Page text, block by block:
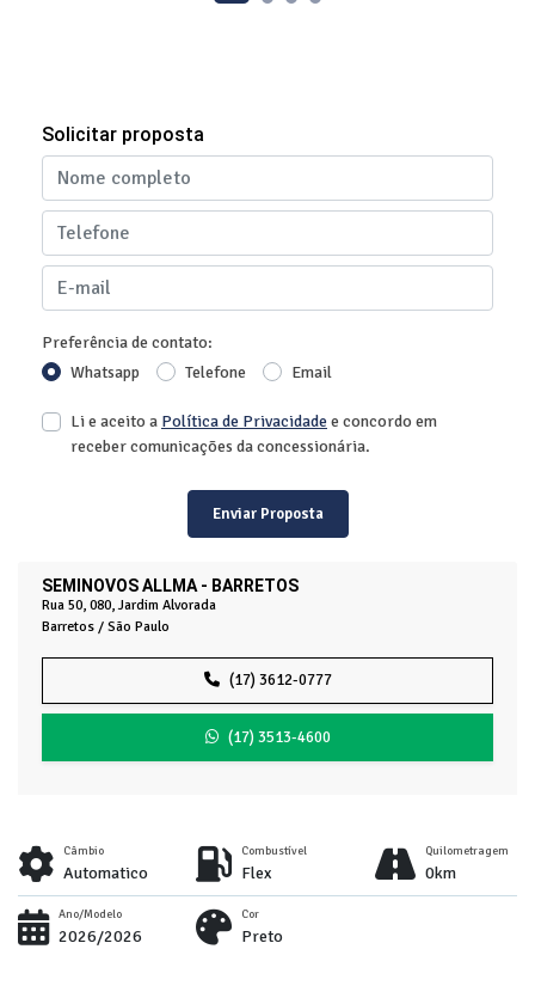
SEMINOVOS ALLMA - BARRETOS
Rua 50, 080, Jardim Alvorada
Barretos / São Paulo
(17) 3612-0777
(17) 3513-4600
Solicitar proposta
Preferência de contato:
Whatsapp
Telefone Email
Li e aceito a Política de Privacidadee concordo em
receber comunicações da concessionária.
Enviar Proposta
Câmbio
Automatico
Combustível
Flex
Quilometragem
0km
Ano/Modelo
2026/2026
Cor
Preto